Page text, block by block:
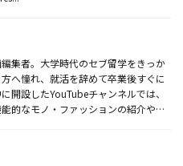
集者。大学時代のセブ留学をきっか
へ憧れ、就活を辞めて卒業後すぐに
開設したYouTubeチャンネルでは、
的なモノ・ファッションの紹介や、